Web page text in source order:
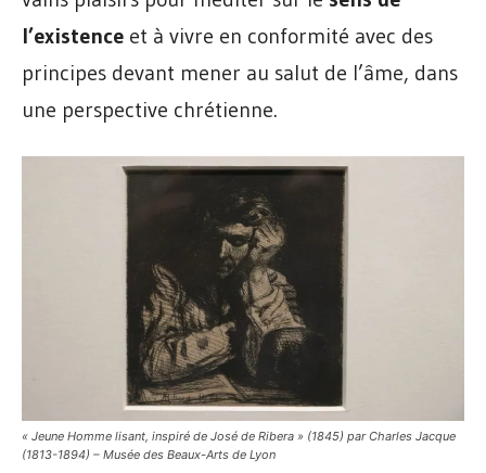
l’existence et à vivre en conformité avec des
principes devant mener au salut de l’âme, dans
une perspective chrétienne.
« Jeune Homme lisant, inspiré de José de Ribera » (1845) par Charles Jacque
(1813-1894) – Musée des Beaux-Arts de Lyon